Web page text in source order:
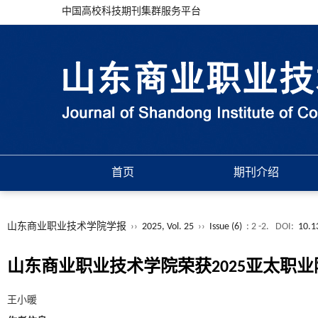
中国高校科技期刊集群服务平台
首页 期刊介绍
山东商业职业技术学院学报 ›› 2025, Vol. 25 ›› Issue (6) : 2 -2. DOI:
山东商业职业技术学院荣获2025亚太职
王小暖